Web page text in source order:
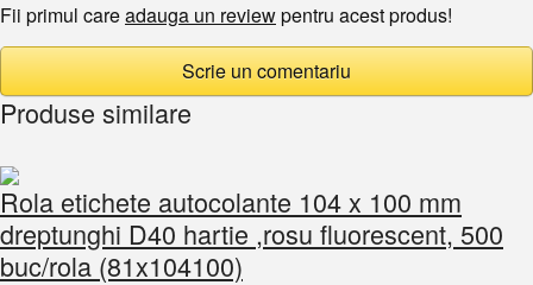
Fii primul careadauga un reviewpentru acest produs!
Scrie un comentariu
Produse similare
Rola etichete autocolante 104 x 100 mm
dreptunghi D40 hartie ,rosu fluorescent, 500
buc/rola (81x104100)